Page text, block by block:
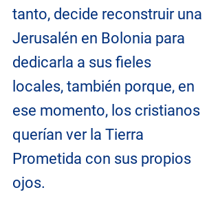
tanto, decide reconstruir una
Jerusalén en Bolonia para
dedicarla a sus fieles
locales, también porque, en
ese momento, los cristianos
querían ver la Tierra
Prometida con sus propios
ojos.